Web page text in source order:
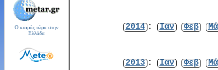
Ο καιρός τώρα στην
Ελλάδα
2014 : Ιαν Φεβ
2013 : Ιαν Φεβ